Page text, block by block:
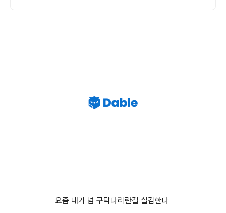
요즘 내가 넘 구닥다리란걸 실감한다